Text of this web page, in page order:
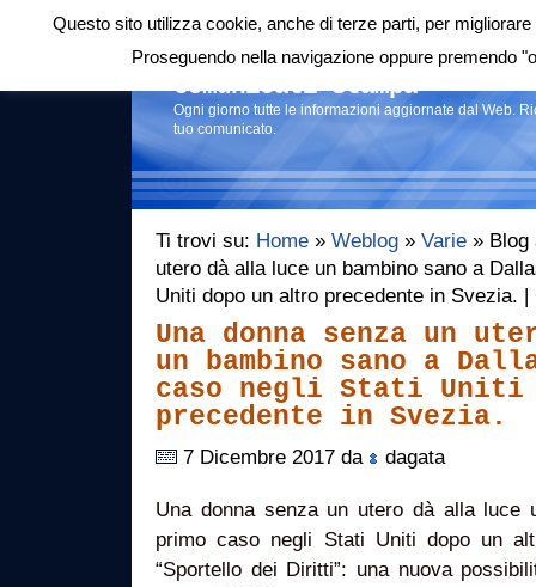
Login|RSS |
Comunicati stampa
Ogni giorno tutte le informazioni aggiornate dal Web.
tuo comunicato.
Ti trovi su: Home » Weblog » Varie » Blog
utero dà alla luce un bambino sano a
Uniti dopo un altro precedente in Svezia.
Una donna senza un
un bambino sano a
caso negli Stati Uniti
precedente in Svezia.
7 Dicembre 2017 da dagata
Una donna senza un utero dà alla luce
primo caso negli Stati Uniti dopo un
“Sportello dei Diritti”: una nuova
Questo sito utilizza cookie, anche di terze parti, per
Proseguendo nella navigazione oppure premendo